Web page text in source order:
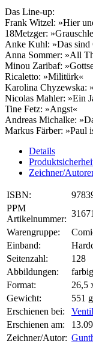
Das Line-up:
Frank Witzel: »Hier
18Metzger:
Anke Kuhl: »Das sind
Anna Sommer: »All
Minou Zaribaf:
Ricaletto: »Militürk«
Karolina Chyzewska:
Nicolas Mahler: »Ein
Tine Fetz: »Angst«
Andreas Michalke:
Markus Färber: »Paul
Details
Zeichner/
ISBN:
PPM
Artikelnummer:
Warengruppe:
Einband:
Seitenzahl:
128
Abbildungen:
farbig
Format:
26,5
Gewicht:
551 g
Erschienen bei:
Erschienen am:
Zeichner/Autor: